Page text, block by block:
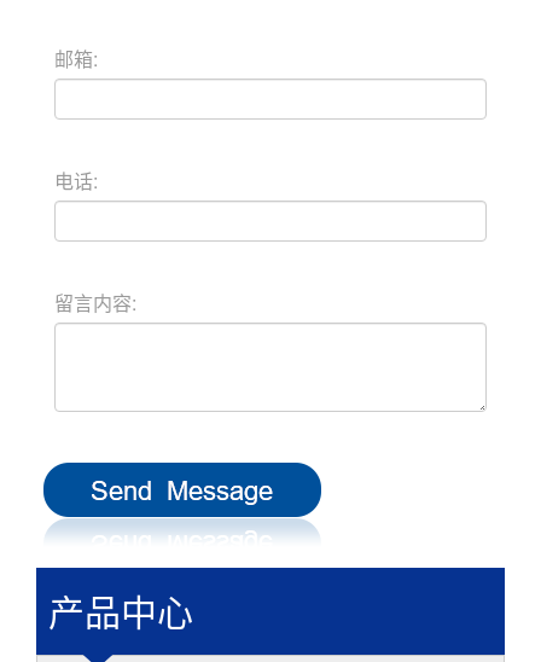
邮箱:
电话:
留言内容:
产品中心